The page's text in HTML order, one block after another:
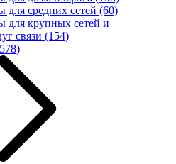
для средних сетей (60)
для крупных сетей и
связи (154)